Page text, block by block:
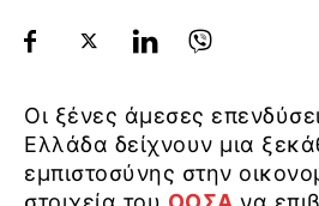
Οι ξένες άμεσες
Ελλάδα δείχνουν μια
εμπιστοσύνης στην